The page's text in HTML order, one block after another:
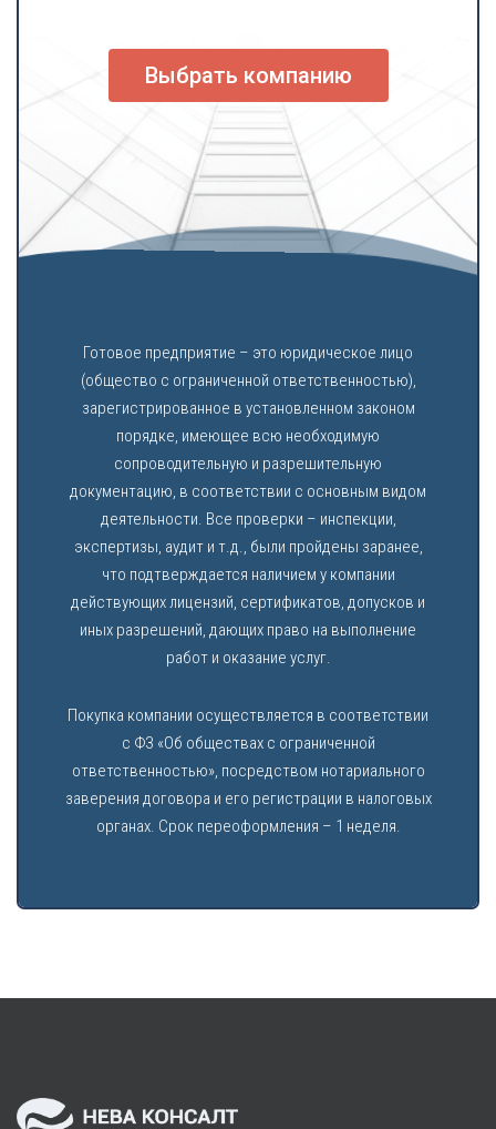
Выбрать компанию
Готовое предприятие – это юридическое лицо
(общество с ограниченной ответственностью),
зарегистрированное в установленном законом
порядке, имеющее всю необходимую
сопроводительную и разрешительную
документацию, в соответствии с основным видом
деятельности. Все проверки – инспекции,
экспертизы, аудит и т.д., были пройдены заранее,
что подтверждается наличием у компании
действующих лицензий, сертификатов, допусков и
иных разрешений, дающих право на выполнение
работ и оказание услуг.
Покупка компании осуществляется в соответствии
с ФЗ «Об обществах с ограниченной
ответственностью», посредством нотариального
заверения договора и его регистрации в налоговых
органах. Срок переоформления – 1 неделя.